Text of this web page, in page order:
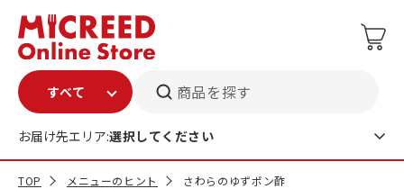
商品を探す
お届け先エリア:選択してください
TOP メニューのヒント さわらのゆずポン酢